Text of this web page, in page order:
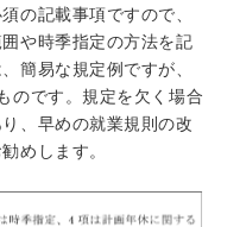
の記載事項ですので、
や時季指定の方法を記
簡易な規定例ですが、
のです。規定を欠く場合
、早めの就業規則の改
めします。